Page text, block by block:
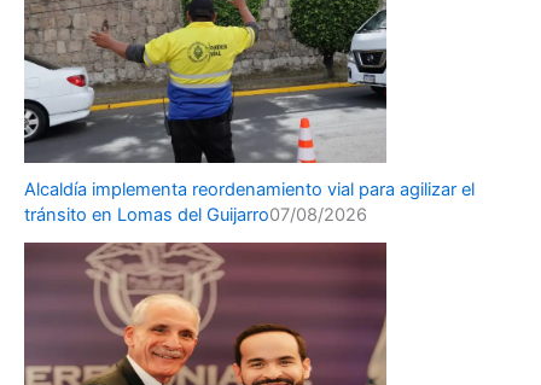
Alcaldía implementa reordenamiento vial para agilizar el
tránsito en Lomas del Guijarro07/08/2026